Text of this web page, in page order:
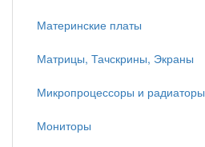
Материнские платы
Матрицы, Тачскрины, Экраны
Микропроцессоры и радиаторы
Мониторы